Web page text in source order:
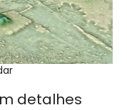
detalhes